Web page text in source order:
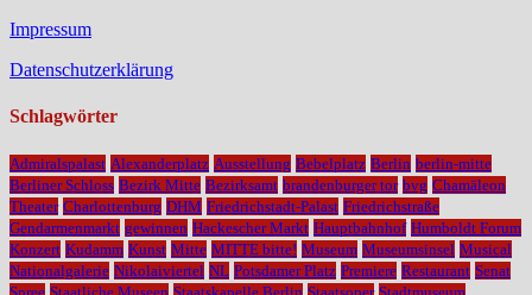
Impressum
Datenschutzerklärung
Schlagwörter
Admiralspalast Alexanderplatz Ausstellung Bebelplatz Berlin berlin-mitte
Berliner Schloss Bezirk Mitte Bezirksamt brandenburger tor bvg Chamäleon
Theater Charlottenburg DHM Friedrichstadt-Palast Friedrichstraße
Gendarmenmarkt gewinnen Hackescher Markt Hauptbahnhof Humboldt Forum
Konzert Kudamm Kunst Mitte MITTE bitte! Museum Museumsinsel Musical
Nationalgalerie Nikolaiviertel NL Potsdamer Platz Premiere Restaurant Senat